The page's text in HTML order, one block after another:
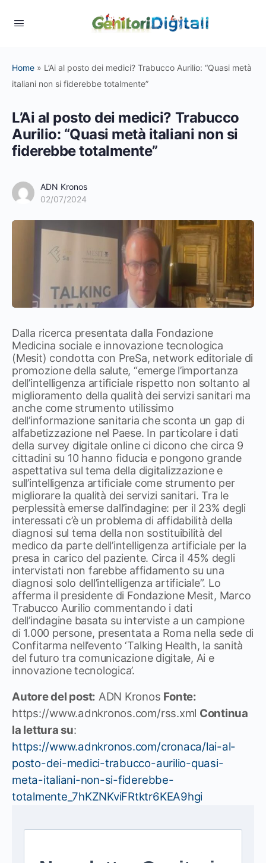
Home » L’Ai al posto dei medici? Trabucco Aurilio: “Quasi metà
italiani non si fiderebbe totalmente”
L’Ai al posto dei medici? Trabucco
Aurilio: “Quasi metà italiani non si
fiderebbe totalmente”
ADN Kronos
02/07/2024
Dalla ricerca presentata dalla Fondazione
Medicina sociale e innovazione tecnologica
(Mesit) condotta con PreSa, network editoriale di
promozione della salute, “emerge l’importanza
dell’intelligenza artificiale rispetto non soltanto al
miglioramento della qualità dei servizi sanitari ma
anche come strumento utilissimo
dell’informazione sanitaria che sconta un gap di
alfabetizzazione nel Paese. In particolare i dati
della survey digitale online ci dicono che circa 9
cittadini su 10 hanno fiducia e pongono grande
aspettativa sul tema della digitalizzazione e
sull’intelligenza artificiale come strumento per
migliorare la qualità dei servizi sanitari. Tra le
perplessità emerse dall’indagine: per il 23% degli
interessati c’è un problema di affidabilità della
diagnosi sul tema della non sostituibilità del
medico da parte dell’intelligenza artificiale per la
presa in carico del paziente. Circa il 45% degli
intervistati non farebbe affidamento su una
diagnosi solo dell’intelligenza artificiale”. Lo
afferma il presidente di Fondazione Mesit, Marco
Trabucco Aurilio commentando i dati
dell’indagine basata su interviste a un campione
di 1.000 persone, presentata a Roma nella sede di
Confitarma nell’evento ‘Talking Health, la sanità
del futuro tra comunicazione digitale, Ai e
innovazione tecnologica’.
Autore del post: ADN Kronos Fonte:
https://www.adnkronos.com/rss.xml Continua
la lettura su:
https://www.adnkronos.com/cronaca/lai-al-
posto-dei-medici-trabucco-aurilio-quasi-
meta-italiani-non-si-fiderebbe-
totalmente_7hKZNKviFRtktr6KEA9hgi